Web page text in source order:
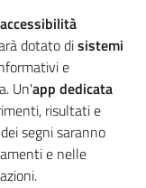
accessibilità
dotato disistemi
e
Un'app dedicata
risultati e
segni saranno
e nelle